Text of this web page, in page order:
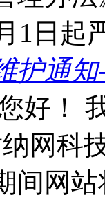
1日起
护通知
好！
纳网科
间网